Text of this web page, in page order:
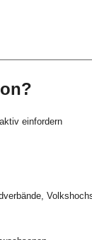
einfordern